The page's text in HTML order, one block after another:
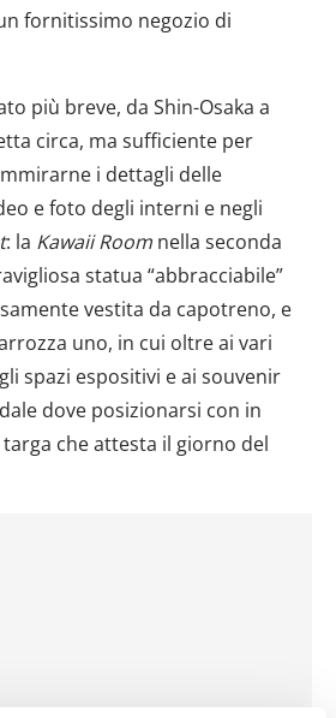
fornitissimo negozio di
più breve, da Shin-Osaka a
circa, ma sufficiente per
i dettagli delle
e foto degli interni e negli
: la Kawaii Room nella seconda
statua “abbracciabile”
vestita da capotreno, e
uno, in cui oltre ai vari
spazi espositivi e ai souvenir
dove posizionarsi con in
che attesta il giorno del